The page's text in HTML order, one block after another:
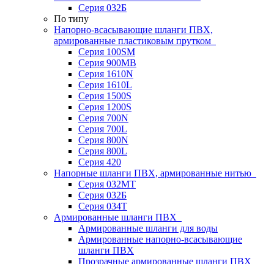
Серия 032Б
По типу
Напорно-всасывающие шланги ПВХ,
армированные пластиковым прутком
Серия 100SM
Серия 900MB
Серия 1610N
Серия 1610L
Серия 1500S
Серия 1200S
Серия 700N
Серия 700L
Серия 800N
Серия 800L
Серия 420
Напорные шланги ПВХ, армированные нитью
Серия 032МТ
Серия 032Б
Серия 034Т
Армированные шланги ПВХ
Армированные шланги для воды
Армированные напорно-всасывающие
шланги ПВХ
Прозрачные армированные шланги ПВХ